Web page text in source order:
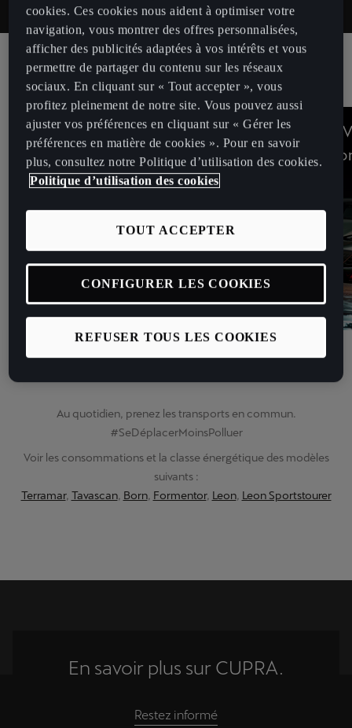
ACTUALITÉS
CUPRA dévoile le Nouveau
CUPRA Terramar
CUPRA Born
Au quotidien, prenez les transports en commun.
#SeDéplacerMoinsPolluer
Voir les consommations et la classe énergétique des modèles
suivants :
Terramar, Tavascan, Born, Formentor, Leon, Leon Sportstourer
En savoir plus sur CUPRA.
Restez informé
cookies. Ces cookies nous aident à optimiser votre
navigation, vous montrer des offres personnalisées,
afficher des publicités adaptées à vos intérêts et vous
permettre de partager du contenu sur les réseaux
sociaux. En cliquant sur « Tout accepter », vous
profitez pleinement de notre site. Vous pouvez aussi
ajuster vos préférences en cliquant sur « Gérer les
préférences en matière de cookies ». Pour en savoir
plus, consultez notre Politique d’utilisation des cookies.
Politique d’utilisation des cookies
REFUSER TOUS LES COOKIES
TOUT ACCEPTER
CONFIGURER LES COOKIES